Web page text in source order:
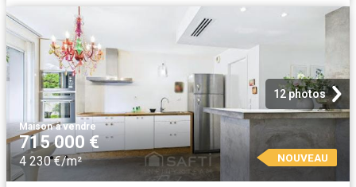
12 photos
Maison·à vendre
715 000 €
4 230 €/m² NOUVEAU